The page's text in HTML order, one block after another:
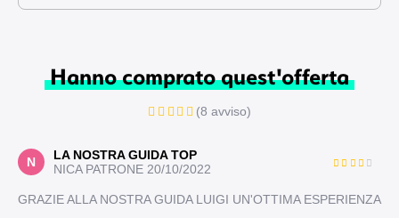
Hanno comprato quest'offerta
(8 avviso)
N
LA NOSTRA GUIDA TOP
NICA PATRONE 20/10/2022
GRAZIE ALLA NOSTRA GUIDA LUIGI UN'OTTIMA ESPERIENZA